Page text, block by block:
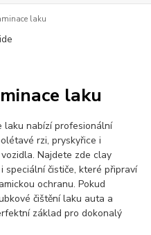
laku
laku
laku nabízí profesionální
rzi, pryskyřice i
Najdete zde clay
speciální čističe, které připraví
ochranu. Pokud
čištění laku auta a
základ pro dokonalý